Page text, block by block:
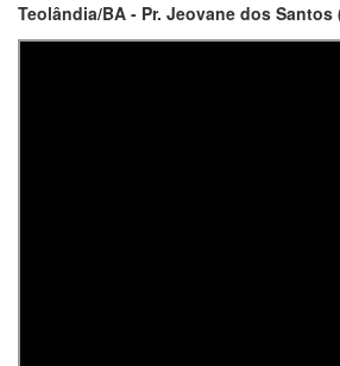
Teolândia/BA - Pr. Jeovane dos Santos